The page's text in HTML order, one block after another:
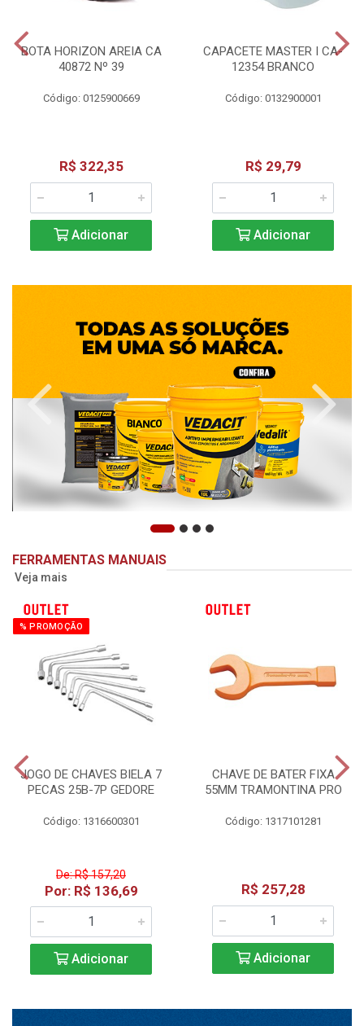
BOTA HORIZON AREIA CA
40872 Nº 39
Código: 0125900669
R$ 322,35
Adicionar
CAPACETE MASTER I CA-
12354 BRANCO
Código: 0132900001
R$ 29,79
Adicionar
FERRAMENTAS MANUAIS
Veja mais
% PROMOÇÃO
JOGO DE CHAVES BIELA 7
PECAS 25B-7P GEDORE
Código: 1316600301
De: R$ 157,20
Por: R$ 136,69
Adicionar
CHAVE DE BATER FIXA
55MM TRAMONTINA PRO
Código: 1317101281
R$ 257,28
Adicionar